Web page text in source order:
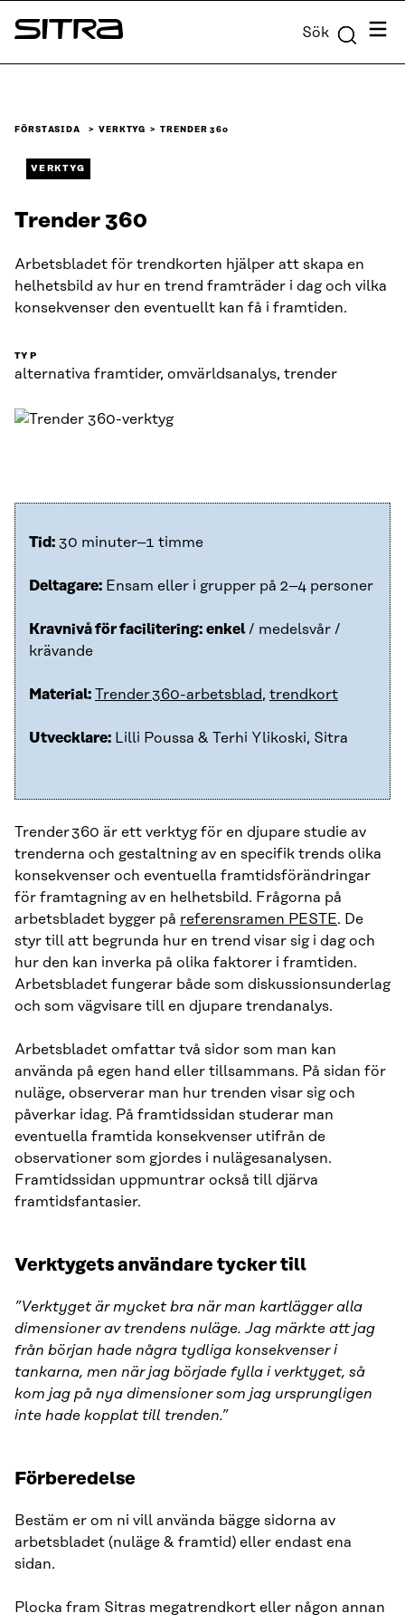
Skip to
content
Sitra Sök Meny
FÖRSTASIDA VERKTYG TRENDER 360
VERKTYG
Trender 360
Arbetsbladet för trendkorten hjälper att skapa en
helhetsbild av hur en trend framträder i dag och vilka
konsekvenser den eventuellt kan få i framtiden.
TYP
alternativa framtider, omvärldsanalys, trender
Tid: 30 minuter–1 timme
Deltagare: Ensam eller i grupper på 2–4 personer
Kravnivå för facilitering: enkel/ medelsvår /
krävande
Material: Trender 360-arbetsblad, trendkort
Utvecklare: Lilli Poussa & Terhi Ylikoski, Sitra
Trender 360 är ett verktyg för en djupare studie av
trenderna och gestaltning av en specifik trends olika
konsekvenser och eventuella framtidsförändringar
för framtagning av en helhetsbild. Frågorna på
arbetsbladet bygger på referensramen PESTE. De
styr till att begrunda hur en trend visar sig i dag och
hur den kan inverka på olika faktorer i framtiden.
Arbetsbladet fungerar både som diskussionsunderlag
och som vägvisare till en djupare trendanalys.
Arbetsbladet omfattar två sidor som man kan
använda på egen hand eller tillsammans. På sidan för
nuläge, observerar man hur trenden visar sig och
påverkar idag. På framtidssidan studerar man
eventuella framtida konsekvenser utifrån de
observationer som gjordes i nulägesanalysen.
Framtidssidan uppmuntrar också till djärva
framtidsfantasier.
Verktygets användare tycker till
”Verktyget är mycket bra när man kartlägger alla
dimensioner av trendens nuläge. Jag märkte att jag
från början hade några tydliga konsekvenser i
tankarna, men när jag började fylla i verktyget, så
kom jag på nya dimensioner som jag ursprungligen
inte hade kopplat till trenden.”
Förberedelse
Bestäm er om ni vill använda bägge sidorna av
arbetsbladet (nuläge & framtid) eller endast ena
sidan.
Plocka fram Sitras megatrendkort eller någon annan